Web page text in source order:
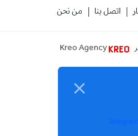
اتصل بنا من نحن
Kreo Agency
Telegram